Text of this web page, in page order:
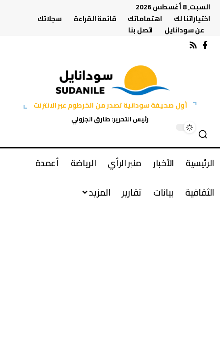
السبت, 8 أغسطس 2026
اختياراتنا لك
اهتماماتك قائمة القراءة
سجلاتك
عن سودانايل
اتصل بنا
أول صحيفة سودانية تصدر من الخرطوم عبر الانترنت
رئيس التحرير: طارق الجزولي
الرئيسية الأخبار منبر الرأي الرياضة
أعمدة
الثقافية
بيانات تقارير المزيد